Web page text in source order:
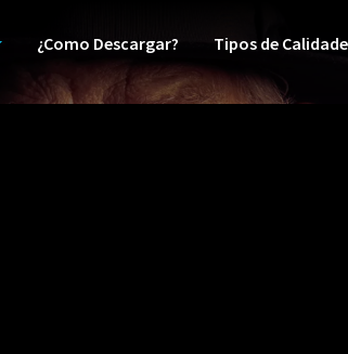
¿Como Descargar? Tipos de